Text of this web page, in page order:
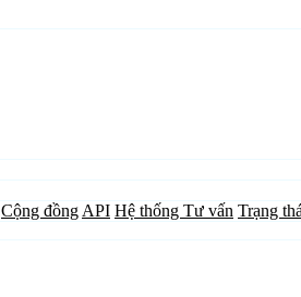
Cộng đồng API Hệ thống Tư vấn Trạng